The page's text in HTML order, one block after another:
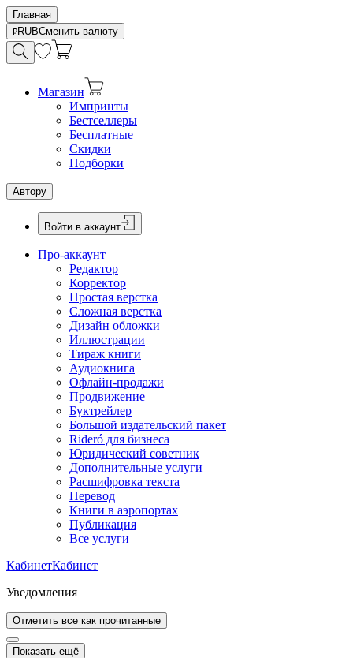
Главная
RUBСменить валюту
Магазин
Импринты
Бестселлеры
Бесплатные
Скидки
Подборки
Автору
Войти в аккаунт
Про-аккаунт
Редактор
Корректор
Простая верстка
Сложная верстка
Дизайн обложки
Иллюстрации
Тираж книги
Аудиокнига
Офлайн-продажи
Продвижение
Буктрейлер
Большой издательский пакет
Rideró для бизнеса
Юридический советник
Дополнительные услуги
Расшифровка текста
Перевод
Книги в аэропортах
Публикация
Все услуги
КабинетКабинет
Уведомления
Отметить все как прочитанные
Показать ещё